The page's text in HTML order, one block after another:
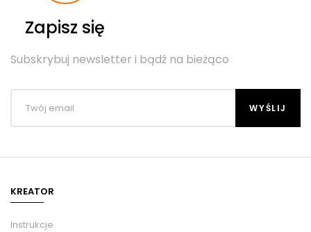
Zapisz się
Subskrybuj newsletter i bądź na bieżąco
KREATOR
Instrukcje